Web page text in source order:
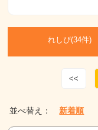
れしぴ(34件)
<<
並べ替え： 新着順